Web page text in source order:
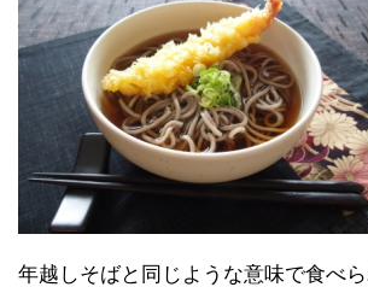
年越しそばと同じような意味で食べら